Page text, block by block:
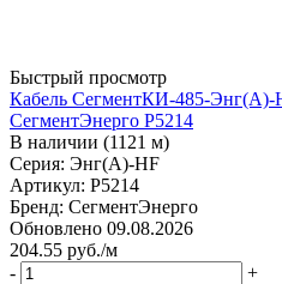
Быстрый просмотр
Кабель СегментКИ-485-Энг(А)-
СегментЭнерго Р5214
В наличии (1121 м)
Серия: Энг(А)-HF
Артикул: Р5214
Бренд: СегментЭнерго
Обновлено 09.08.2026
204.55 руб./м
-
+